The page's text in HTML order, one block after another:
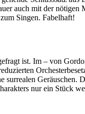
auch mit der
Singen. Fabelhaft!
ist. Im – von
nur ein Stück